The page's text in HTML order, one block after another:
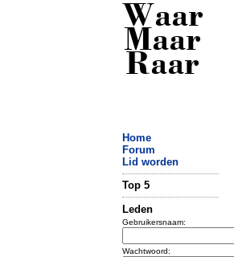
Waar
Maar
Raar
Home
Forum
Lid worden
Top 5
Leden
Gebruikersnaam:
Wachtwoord: